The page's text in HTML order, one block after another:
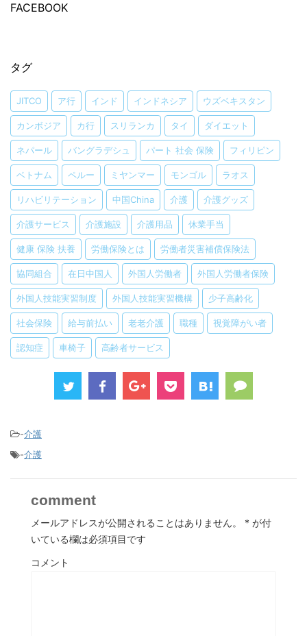
FACEBOOK
タグ
JITCO ア行 インド インドネシア ウズベキスタン
カンボジア カ行 スリランカ タイ ダイエット
ネパール バングラデシュ パート 社会 保険 フィリピン
ベトナム ペルー ミヤンマー モンゴル ラオス
リハビリテーション 中国China 介護 介護グッズ
介護サービス 介護施設 介護用品 休業手当
健康 保険 扶養 労働保険とは 労働者災害補償保険法
協同組合 在日中国人 外国人労働者 外国人労働者保険
外国人技能実習制度 外国人技能実習機構 少子高齢化
社会保険 給与前払い 老老介護 職種 視覚障がい者
認知症 車椅子 高齢者サービス
-介護
-介護
comment
メールアドレスが公開されることはありません。 * が付
いている欄は必須項目です
コメント